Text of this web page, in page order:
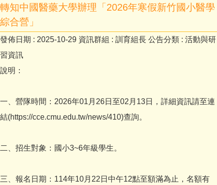
轉知中國醫藥大學辦理「2026年寒假新竹國小醫學
綜合營」
發佈日期 : 2025-10-29 資訊群組 : 訓育組長 公告分類 : 活動與研
習資訊
說明：
一、營隊時間：2026年01月26日至02月13日，詳細資訊請至連
結(https://cce.cmu.edu.tw/news/410)查詢。
二、招生對象：國小3~6年級學生。
三、報名日期：114年10月22日中午12點至額滿為止，名額有